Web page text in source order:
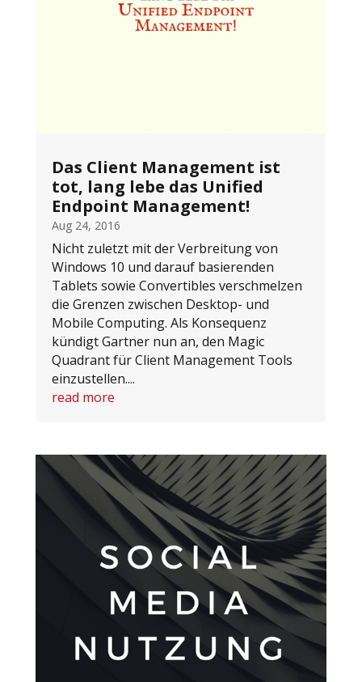
Das Client Management ist
tot, lang lebe das Unified
Endpoint Management!
Aug 24, 2016
Nicht zuletzt mit der Verbreitung von
Windows 10 und darauf basierenden
Tablets sowie Convertibles verschmelzen
die Grenzen zwischen Desktop- und
Mobile Computing. Als Konsequenz
kündigt Gartner nun an, den Magic
Quadrant für Client Management Tools
einzustellen....
read more